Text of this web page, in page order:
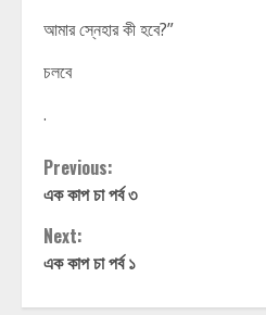
আমার স্নেহার কী হবে?”
চলবে
.
Continue
Reading
Previous:
এক কাপ চা পর্ব ৩
Next:
এক কাপ চা পর্ব ১